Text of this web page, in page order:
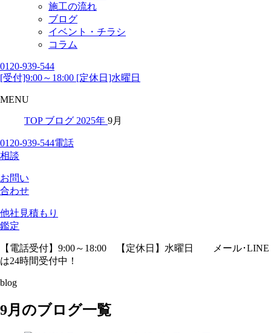
施工の流れ
ブログ
イベント・チラシ
コラム
0120-939-544
[受付]9:00～18:00 [定休日]水曜日
MENU
TOP ブログ 2025年 9月
0120-939-544電話
相談
お問い
合わせ
他社見積もり
鑑定
【電話受付】9:00～18:00 【定休日】水曜日
メール･LINE
は24時間受付中！
blog
9月のブログ一覧